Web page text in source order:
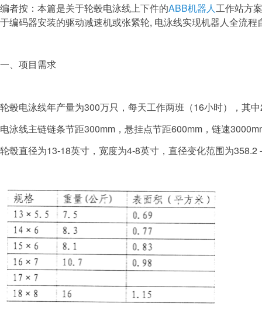
编者按：本篇是关于轮毂电泳线上下件的ABB机器人工作站方
于编码器安装的驱动减速机或张紧轮, 电泳线实现机器人全流程
一、项目需求
轮毂电泳线年产量为300万只，每天工作两班（16小时），其
电泳线主链链条节距300mm，悬挂点节距600mm，链速
轮毂直径为13-18英寸，宽度为4-8英寸，直径变化范围为